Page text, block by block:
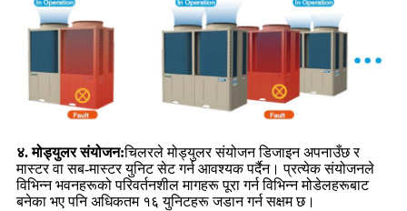
४. मोड्युलर संयोजन:चिलरले मोड्युलर संयोजन डिजाइन अपनाउँछ र
मास्टर वा सब-मास्टर युनिट सेट गर्न आवश्यक पर्दैन। प्रत्येक संयोजनले
विभिन्न भवनहरूको परिवर्तनशील मागहरू पूरा गर्न विभिन्न मोडेलहरूबाट
बनेका भए पनि अधिकतम १६ युनिटहरू जडान गर्न सक्षम छ।